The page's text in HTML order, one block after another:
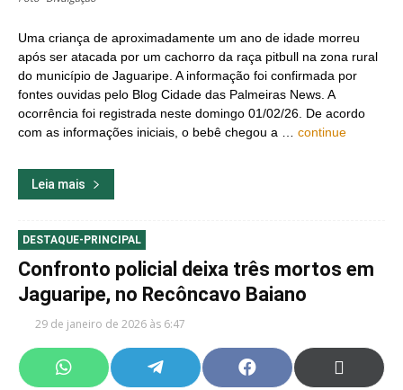
Uma criança de aproximadamente um ano de idade morreu
após ser atacada por um cachorro da raça pitbull na zona rural
do município de Jaguaripe. A informação foi confirmada por
fontes ouvidas pelo Blog Cidade das Palmeiras News. A
ocorrência foi registrada neste domingo 01/02/26. De acordo
com as informações iniciais, o bebê chegou a … continue
Leia mais
DESTAQUE-PRINCIPAL
Confronto policial deixa três mortos em
Jaguaripe, no Recôncavo Baiano
29 de janeiro de 2026 às 6:47
Share
on
Share
on
Share
on
Share
on